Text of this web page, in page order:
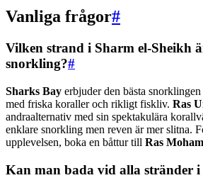
Vanliga frågor#
Vilken strand i Sharm el-Sheikh
snorkling?#
Sharks Bay erbjuder den bästa
med friska koraller och rikligt fiskliv. Ras
andraalternativ med sin spektakulära
enklare snorkling men reven är mer slitna.
upplevelsen, boka en båttur till Ras
Kan man bada vid alla stränder i